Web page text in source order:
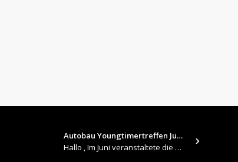
Autobau Youngtimertreffen Jun…
Hallo , Im Juni veranstaltete die Autobau in Romanshorn auf ihrem Gelände ein kleines Youngtimertreffen : https://up.